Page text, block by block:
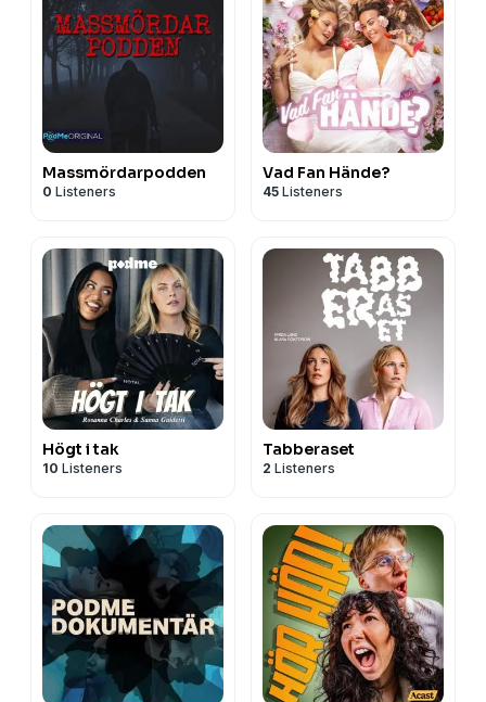
Massmördarpodden
0 Listeners
Vad Fan Hände?
45 Listeners
Högt i tak
10 Listeners
Tabberaset
2 Listeners